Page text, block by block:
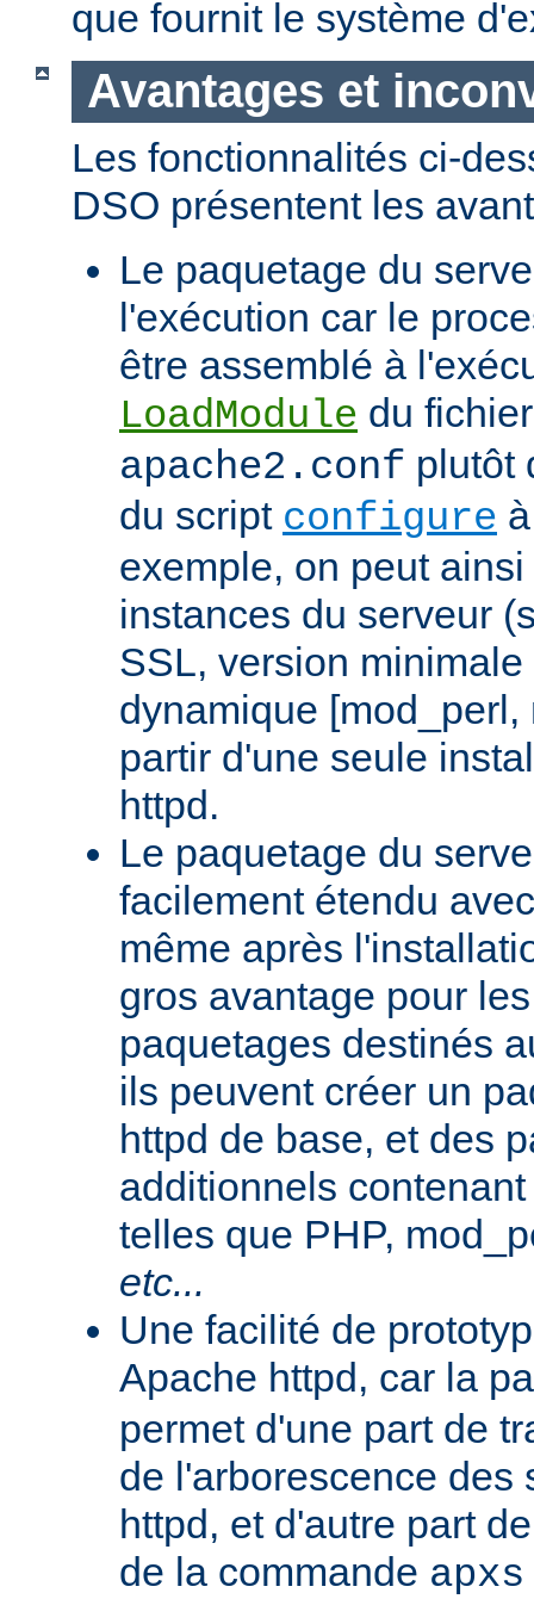
que fournit le système
Avantages et
Les fonctionnalités ci-
DSO présentent les
Le paquetage du
l'exécution car le
être assemblé à
LoadModule du
apache2.conf plutôt
du script configure
exemple, on peut
instances du serveur
SSL, version
dynamique
partir d'une seule
httpd.
Le paquetage du
facilement étendu
même après
gros avantage pour
paquetages destinés
ils peuvent créer un
httpd de base, et des
additionnels
telles que PHP,
etc...
Une facilité de
Apache httpd, car la
permet d'une part de
de l'arborescence des
httpd, et d'autre part
de la commande